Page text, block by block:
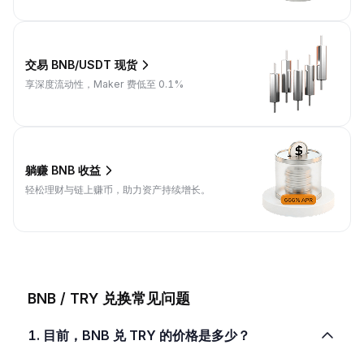
交易 BNB/USDT 现货
享深度流动性，Maker 费低至 0.1%
躺赚 BNB 收益
轻松理财与链上赚币，助力资产持续增长。
BNB / TRY 兑换常见问题
1. 目前，BNB 兑 TRY 的价格是多少？